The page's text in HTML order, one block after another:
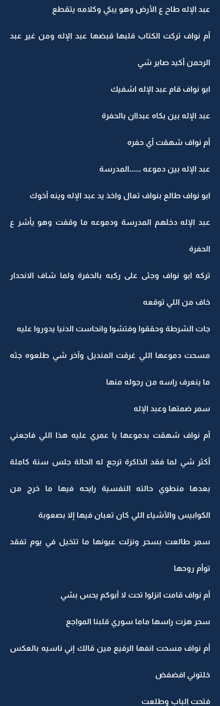
عبد الإله طاح ع الأرض وهو يبكي وكلامه يتقطع
أم نواف تركت الكتاب قلبها قبضها عبد الإله ومن غير عبد
الرحمن أكيد صاير شي
ابو نواف قام عبد الإله اشفيك
عبد الإله بين بكاه عبداان بالحفرة
أم نواف شهقت أي حفره
عبد الإله بين دموعه ......المدرسة
ابو نواف طالع بنواف تعال واخذ يد عبد الإله وينه أخوك
عبد الإله دخلهم المدرسة ودموعه ما وقفت وهو يأشر ع
الحفرة
تركه ابو نواف وجثى على ركبه بالحفرة ولما شاف الانحدار
خاف من اللي توقعه
جات الشرطة وحققوا وفتشوا وانحاست الدنيا يدوروا عليه
مسحت دموعها اللي غرقت المنديل وآخر شي طلعوه جثه
ما ينعرف راسه من رجوله منها
سمر ضمتها وعبد الإله
أم نواف شهقت بدموعها يا عمري عليه هذا اللي فاجعني
أكثر شي لما فقد الذاكرة ترجع له الحالة جلس سنة كاملة
بعدها منطوي حالته النفسية رايحه فيها ما خرج من
الكوابيس والأشياء اللي كان تعبان فيها إلا بصعوبة
سمر طالعت بسحر ونزلت عيونها ما تتخيل في يوم تفقد
توأم روحها
أم نواف قامت انزلوا تحت لا أبوكم يحس بشي
سحر هزت راسها ماما سوري قلبنا المواجع
أم نواف مسحت انفها الرفيع مين قالك إني ناسيه بالعكس
خلتوني افضفض
فتحت الباب وطلعت